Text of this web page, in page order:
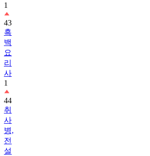
1
43
흑
백
요
리
사
1
44
취
사
병,
전
설